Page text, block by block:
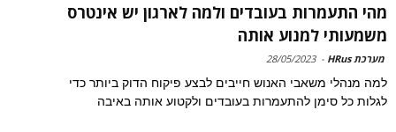
מהי התעמרות בעובדים ולמה לארגון יש אינטרס
משמעותי למנוע אותה
מערכת HRus -
28/05/2023
למה מנהלי משאבי האנוש חייבים לבצע פיקוח הדוק ביותר כדי
לגלות כל סימן להתעמרות בעובדים ולקטוע אותה באיבה